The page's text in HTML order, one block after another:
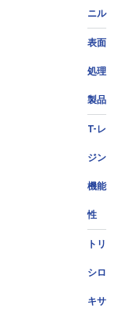
ニル
表面
処理
製品
T-レ
ジン
機能
性
トリ
シロ
キサ